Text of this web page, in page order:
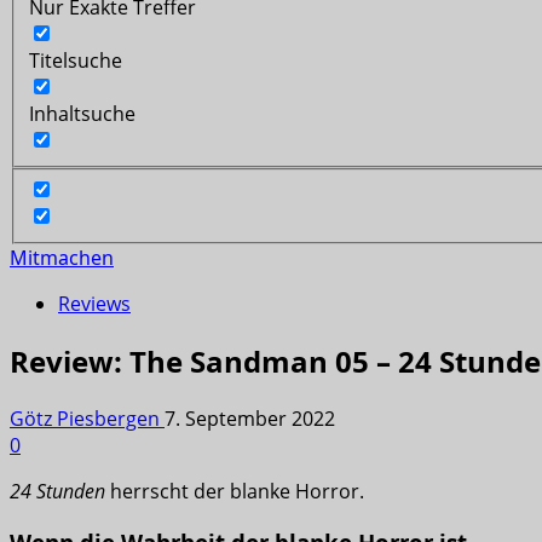
Nur Exakte Treffer
Titelsuche
Inhaltsuche
Mitmachen
Reviews
Review: The Sandman 05 – 24
Götz Piesbergen 7. September 2022
0
24 Stunden herrscht der blanke Horror.